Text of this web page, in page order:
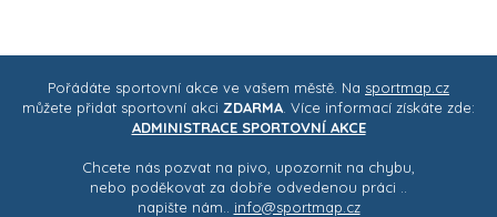
Pořádáte sportovní akce ve vašem městě. Na sportmap.cz
můžete přidat sportovní akci ZDARMA . Více informací získáte zde:
ADMINISTRACE SPORTOVNÍ AKCE
Chcete nás pozvat na pivo, upozornit na chybu,
nebo poděkovat za dobře odvedenou práci ..
napište nám.. info@sportmap.cz